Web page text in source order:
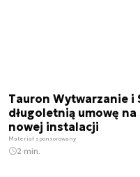
Tauron Wytwarzanie i
długoletnią umowę
nowej instalacji
Materiał sponsorowany
2 min.